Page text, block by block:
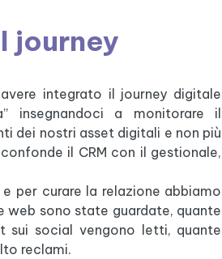
journey
integrato il journey digitale
insegnandoci a monitorare il
dei nostri asset digitali e non più
il CRM con il gestionale,
per curare la relazione abbiamo
web sono state guardate, quante
social vengono letti, quante
reclami.